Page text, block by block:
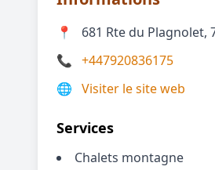
📍
681 Rte du Plagnolet,
📞 +447920836175
🌐 Visiter le site web
Services
Chalets montagne